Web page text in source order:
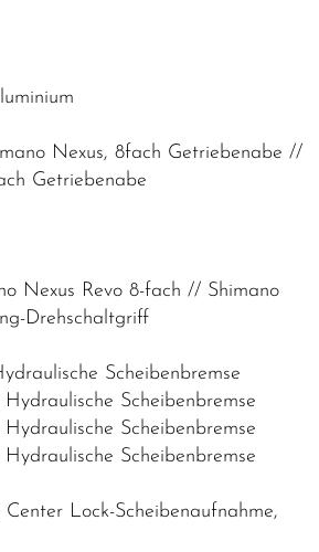
Nexus, 8fach Getriebenabe //
Getriebenabe
Nexus Revo 8-fach // Shimano
Drehschaltgriff
Scheibenbremse
Scheibenbremse
Scheibenbremse
Scheibenbremse
Lock-Scheibenaufnahme,